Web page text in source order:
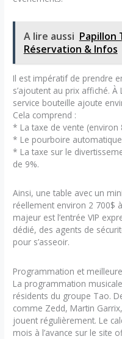
A lire aussi Papillon
Réservation & Infos
Il est impératif de prendre
s’ajoutent au prix affiché.
service bouteille ajoute
Cela comprend :
* La taxe de vente (environ
* Le pourboire automatique
* La taxe sur le
de 9%.
Ainsi, une table avec un
réellement environ 2 700$
majeur est l’entrée VIP
dédié, des agents de
pour s’asseoir.
Programmation et
La programmation
résidents du groupe Tao.
comme Zedd, Martin
jouent régulièrement. Le
mois à l’avance sur le site